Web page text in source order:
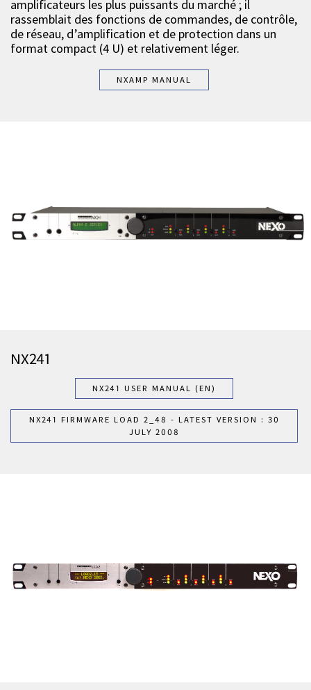
amplificateurs les plus puissants du marché ; il
rassemblait des fonctions de commandes, de contrôle,
de réseau, d’amplification et de protection dans un
format compact (4 U) et relativement léger.
NXAMP MANUAL
NX241
NX241 USER MANUAL (EN)
NX241 FIRMWARE LOAD 2_48 - LATEST VERSION : 30
JULY 2008